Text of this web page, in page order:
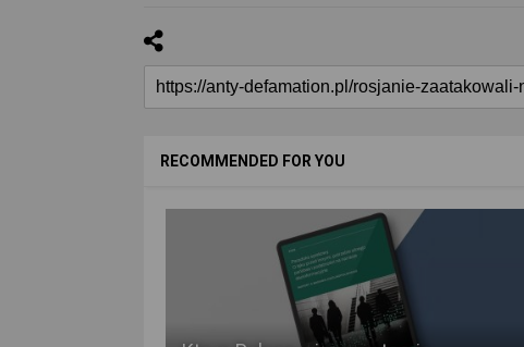
RECOMMENDED FOR YOU